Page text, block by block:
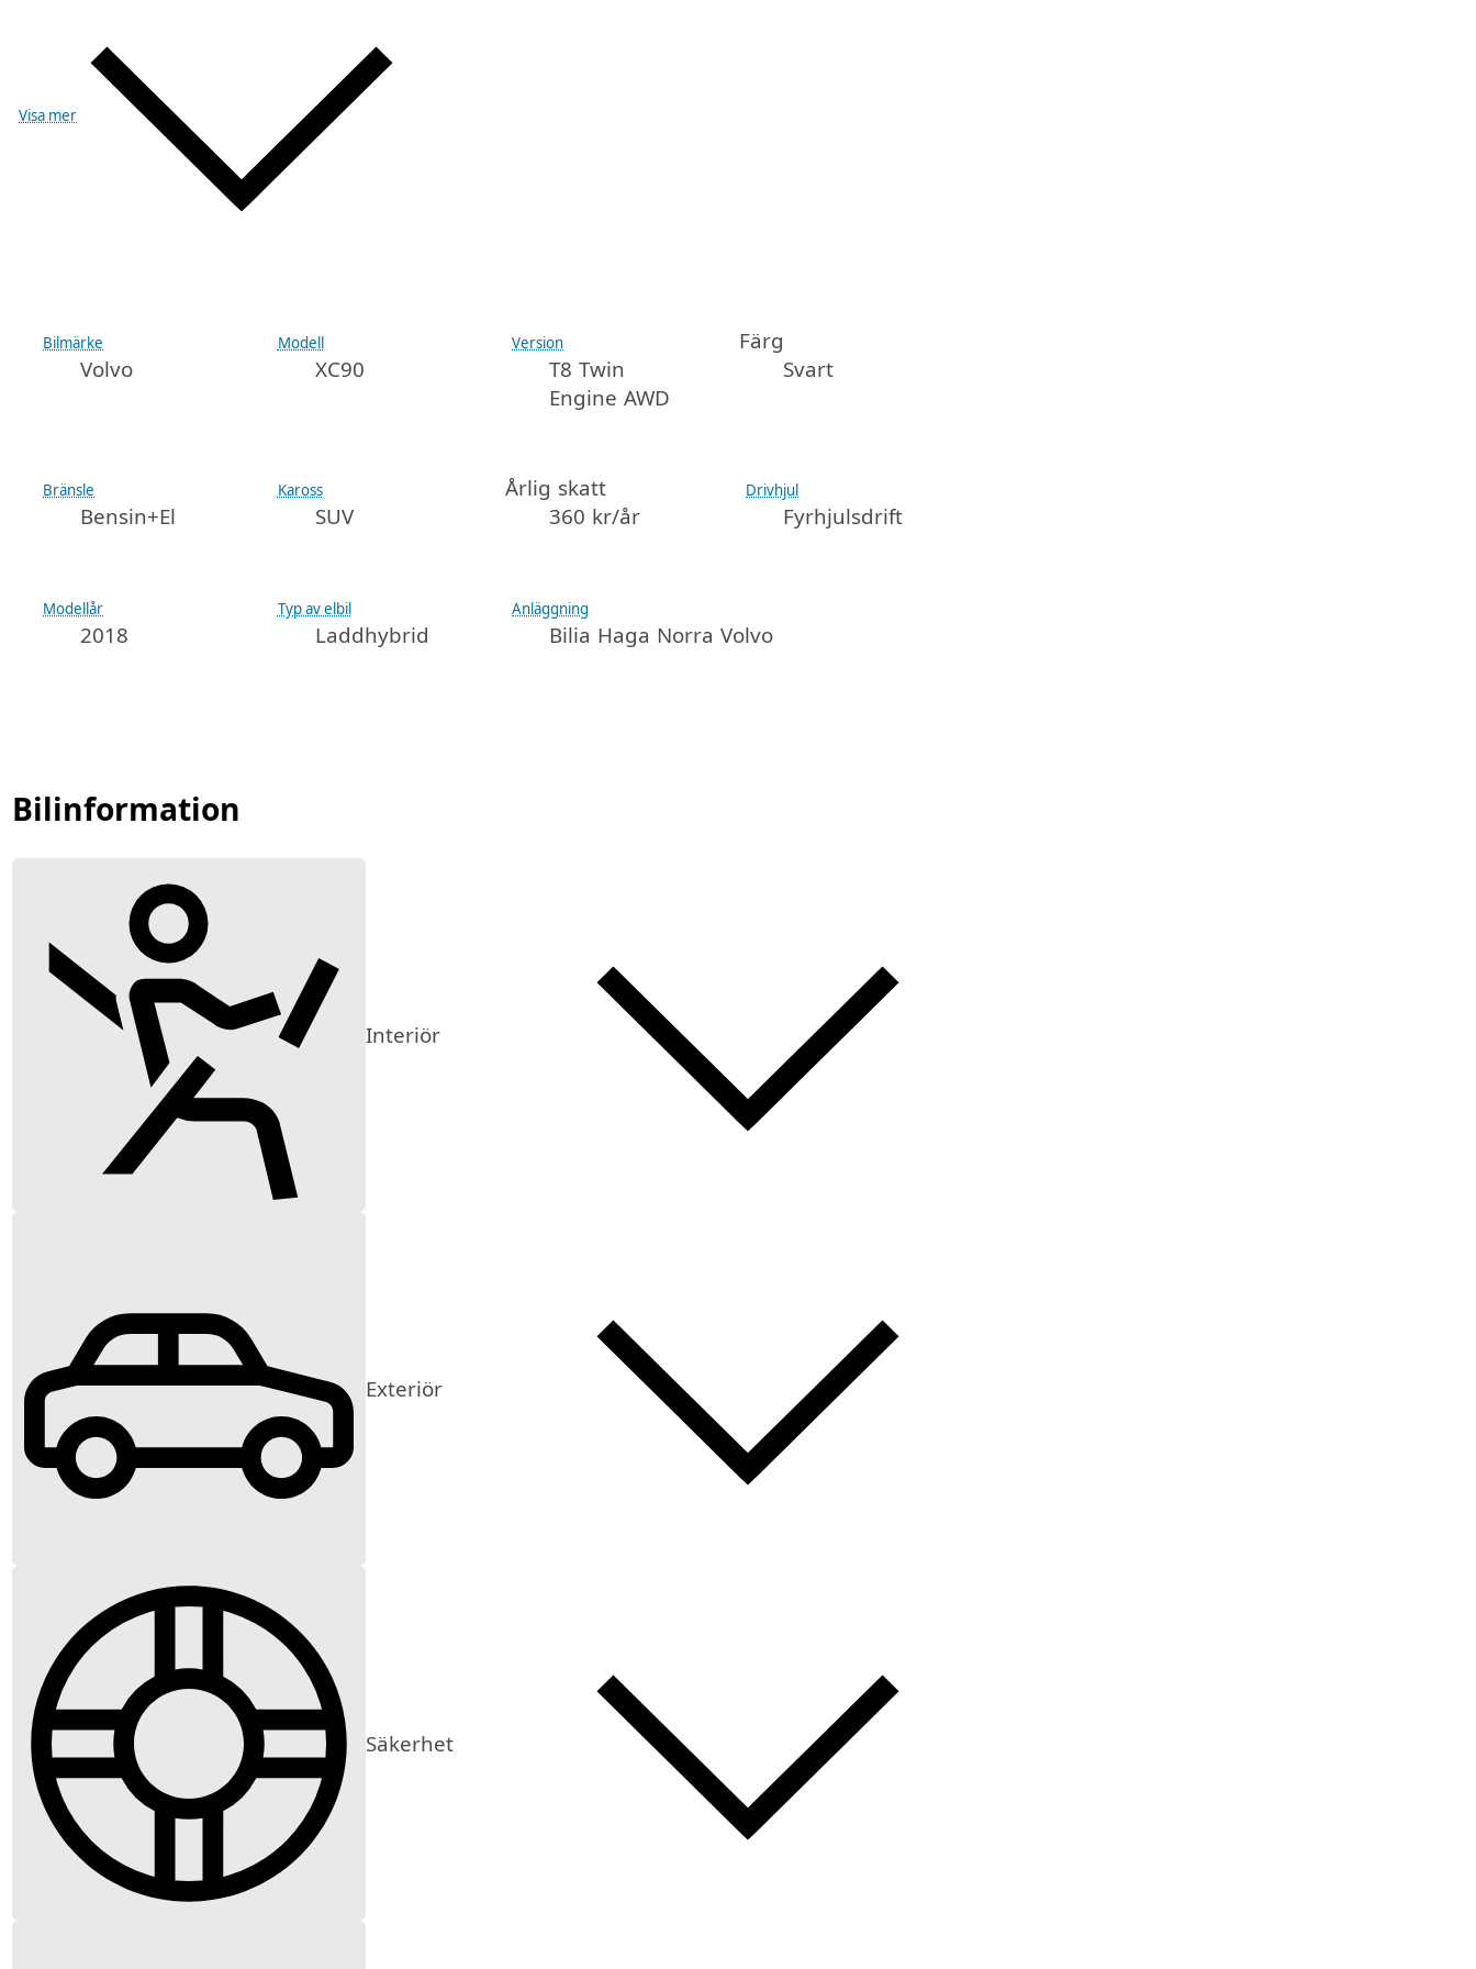
Visa mer
Bilmärke
Volvo
Modell
XC90
Version
T8 Twin
Engine AWD
Färg
Svart
Bränsle
Bensin+El
Kaross
SUV
Årlig skatt
360 kr/år
Drivhjul
Fyrhjulsdrift
Modellår
2018
Typ av elbil
Laddhybrid
Anläggning
Bilia Haga Norra Volvo
Bilinformation
Interiör
Exteriör
Säkerhet